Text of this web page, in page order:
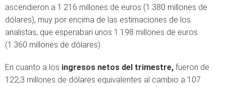
ascendieron a 1.216 millones de euros (1.380 millones de
dólares), muy por encima de las estimaciones de los
analistas, que esperaban unos 1.198 millones de euros
(1.360 millones de dólares).
En cuanto a los ingresos netos del trimestre, fueron de
122,3 millones de dólares equivalentes al cambio a 107